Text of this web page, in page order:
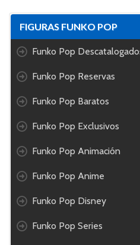
FIGURAS FUNKO POP
Funko Pop
Funko Pop Reservas
Funko Pop Baratos
Funko Pop Exclusivos
Funko Pop Animación
Funko Pop Anime
Funko Pop Disney
Funko Pop Series